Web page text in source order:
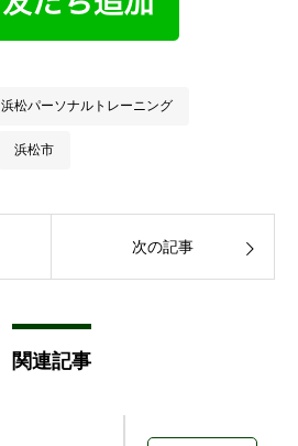
浜松パーソナルトレーニング
浜松市
次の記事
関連記事